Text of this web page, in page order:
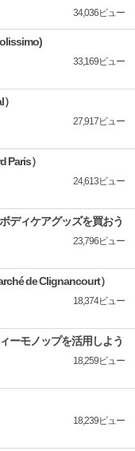
34,036ビュー
33,169ビュー
27,917ビュー
Paris）
24,613ビュー
ディケアグッズを買おう
23,796ビュー
de Clignancourt）
18,374ビュー
ーモノップを活用しよう
18,259ビュー
18,239ビュー